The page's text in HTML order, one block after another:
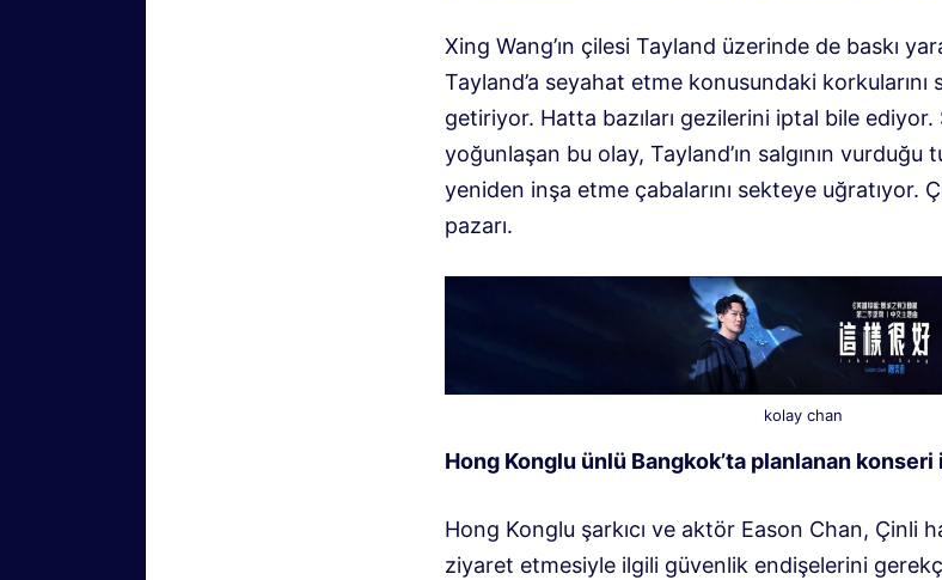
Xing Wang’ın çilesi Tayland üzerinde de baskı
Tayland’a seyahat etme konusundaki korkularını
getiriyor. Hatta bazıları gezilerini iptal bile ediyor.
yoğunlaşan bu olay, Tayland’ın salgının vurduğu
yeniden inşa etme çabalarını sekteye uğratıyor.
pazarı.
kolay chan
Hong Konglu ünlü Bangkok’ta planlanan
Hong Konglu şarkıcı ve aktör Eason Chan, Çinli
ziyaret etmesiyle ilgili güvenlik endişelerini